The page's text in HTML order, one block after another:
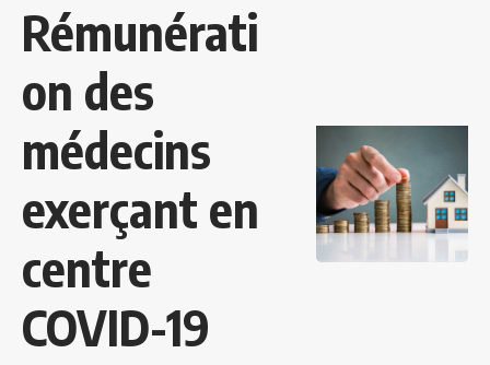
Rémunérati
on des
médecins
exerçant en
centre
COVID-19